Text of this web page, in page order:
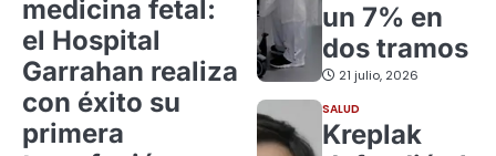
medicina fetal:
el Hospital
Garrahan realiza
con éxito su
primera
un 7% en
dos tramos
21 julio, 2026
SALUD
Kreplak